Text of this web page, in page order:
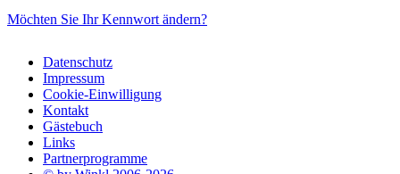
Möchten Sie Ihr Kennwort ändern?
Datenschutz
Impressum
Cookie-Einwilligung
Kontakt
Gästebuch
Links
Partnerprogramme